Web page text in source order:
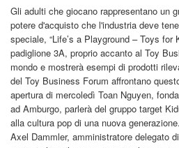
Gli adulti che giocano rappresentano un
potere d'acquisto che l'industria deve
speciale, “Life’s a Playground – Toys for
padiglione 3A, proprio accanto al Toy
mondo e mostrerà esempi di prodotti
del Toy Business Forum affrontano
apertura di mercoledì Toan Nguyen,
ad Amburgo, parlerà del gruppo target
alla cultura pop di una nuova
Axel Dammler, amministratore delegato